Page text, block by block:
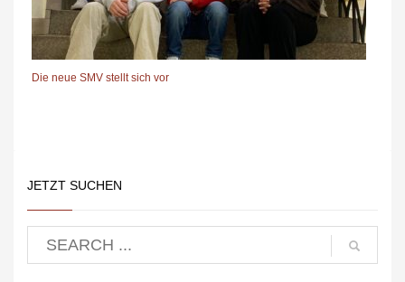
Die neue SMV stellt sich vor
JETZT SUCHEN